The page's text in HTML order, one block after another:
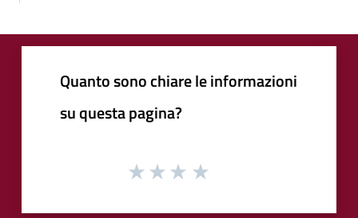
Quanto sono chiare le informazioni
su questa pagina?